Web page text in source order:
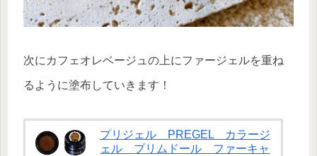
次にカフェオレベージュの上にファージェルを重ね
るように塗布していきます！
プリジェル PREGEL カラージ
ェル プリムドール ファーキャ